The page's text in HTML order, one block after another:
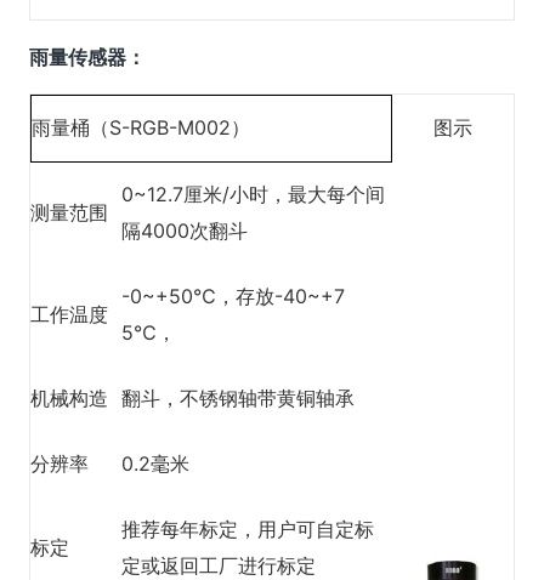
雨量传感器：
雨量桶（S-RGB-M002） 图示
测量范围
0~12.7厘米/小时，最大每个间
隔4000次翻斗
工作温度
-0~+50℃，存放-40~+7
5℃，
机械构造 翻斗，不锈钢轴带黄铜轴承
分辨率 0.2毫米
标定
推荐每年标定，用户可自定标
定或返回工厂进行标定